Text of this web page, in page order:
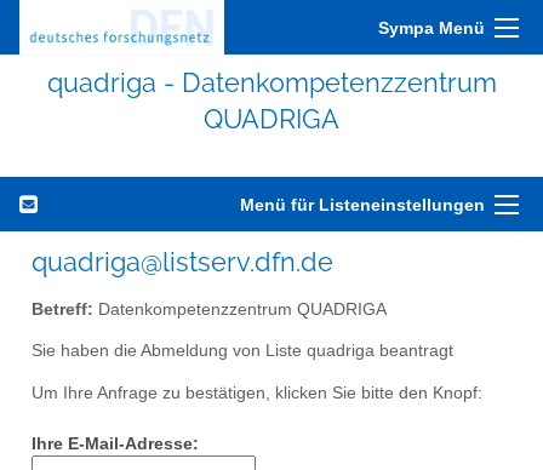
Sympa Menü
quadriga - Datenkompetenzzentrum
QUADRIGA
Menü für Listeneinstellungen
quadriga@listserv.dfn.de
Betreff: Datenkompetenzzentrum QUADRIGA
Sie haben die Abmeldung von Liste quadriga beantragt
Um Ihre Anfrage zu bestätigen, klicken Sie bitte den Knopf:
Ihre E-Mail-Adresse: